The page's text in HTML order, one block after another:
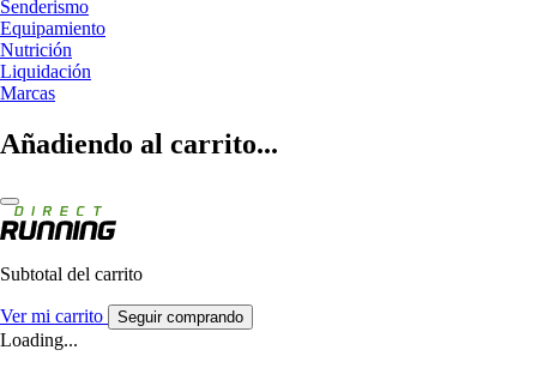
Senderismo
Equipamiento
Nutrición
Liquidación
Marcas
Añadiendo al carrito...
Subtotal del carrito
Ver mi carrito Seguir comprando
Loading...